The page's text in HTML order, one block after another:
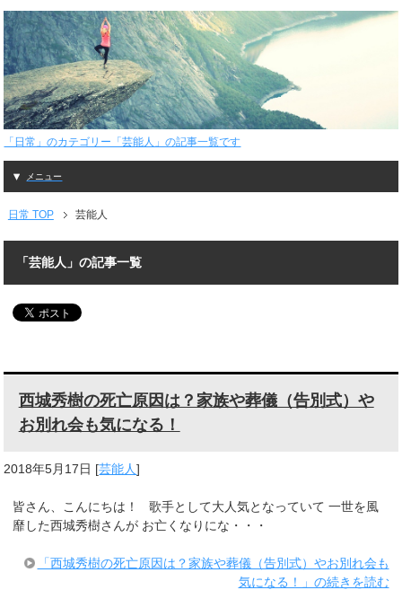
「日常」のカテゴリー「芸能人」の記事一覧です
メニュー
日常 TOP 芸能人
「芸能人」の記事一覧
西城秀樹の死亡原因は？家族や葬儀（告別式）や
お別れ会も気になる！
2018年5月17日 [芸能人]
皆さん、こんにちは！ 歌手として大人気となっていて 一世を風
靡した西城秀樹さんが お亡くなりにな・・・
「西城秀樹の死亡原因は？家族や葬儀（告別式）やお別れ会も
気になる！」の続きを読む